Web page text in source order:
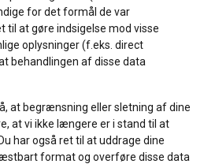
for det formål de var
til at gøre indsigelse mod visse
oplysninger (f.eks. direct
behandlingen af disse data
at begrænsning eller sletning af dine
at vi ikke længere er i stand til at
har også ret til at uddrage dine
format og overføre disse data